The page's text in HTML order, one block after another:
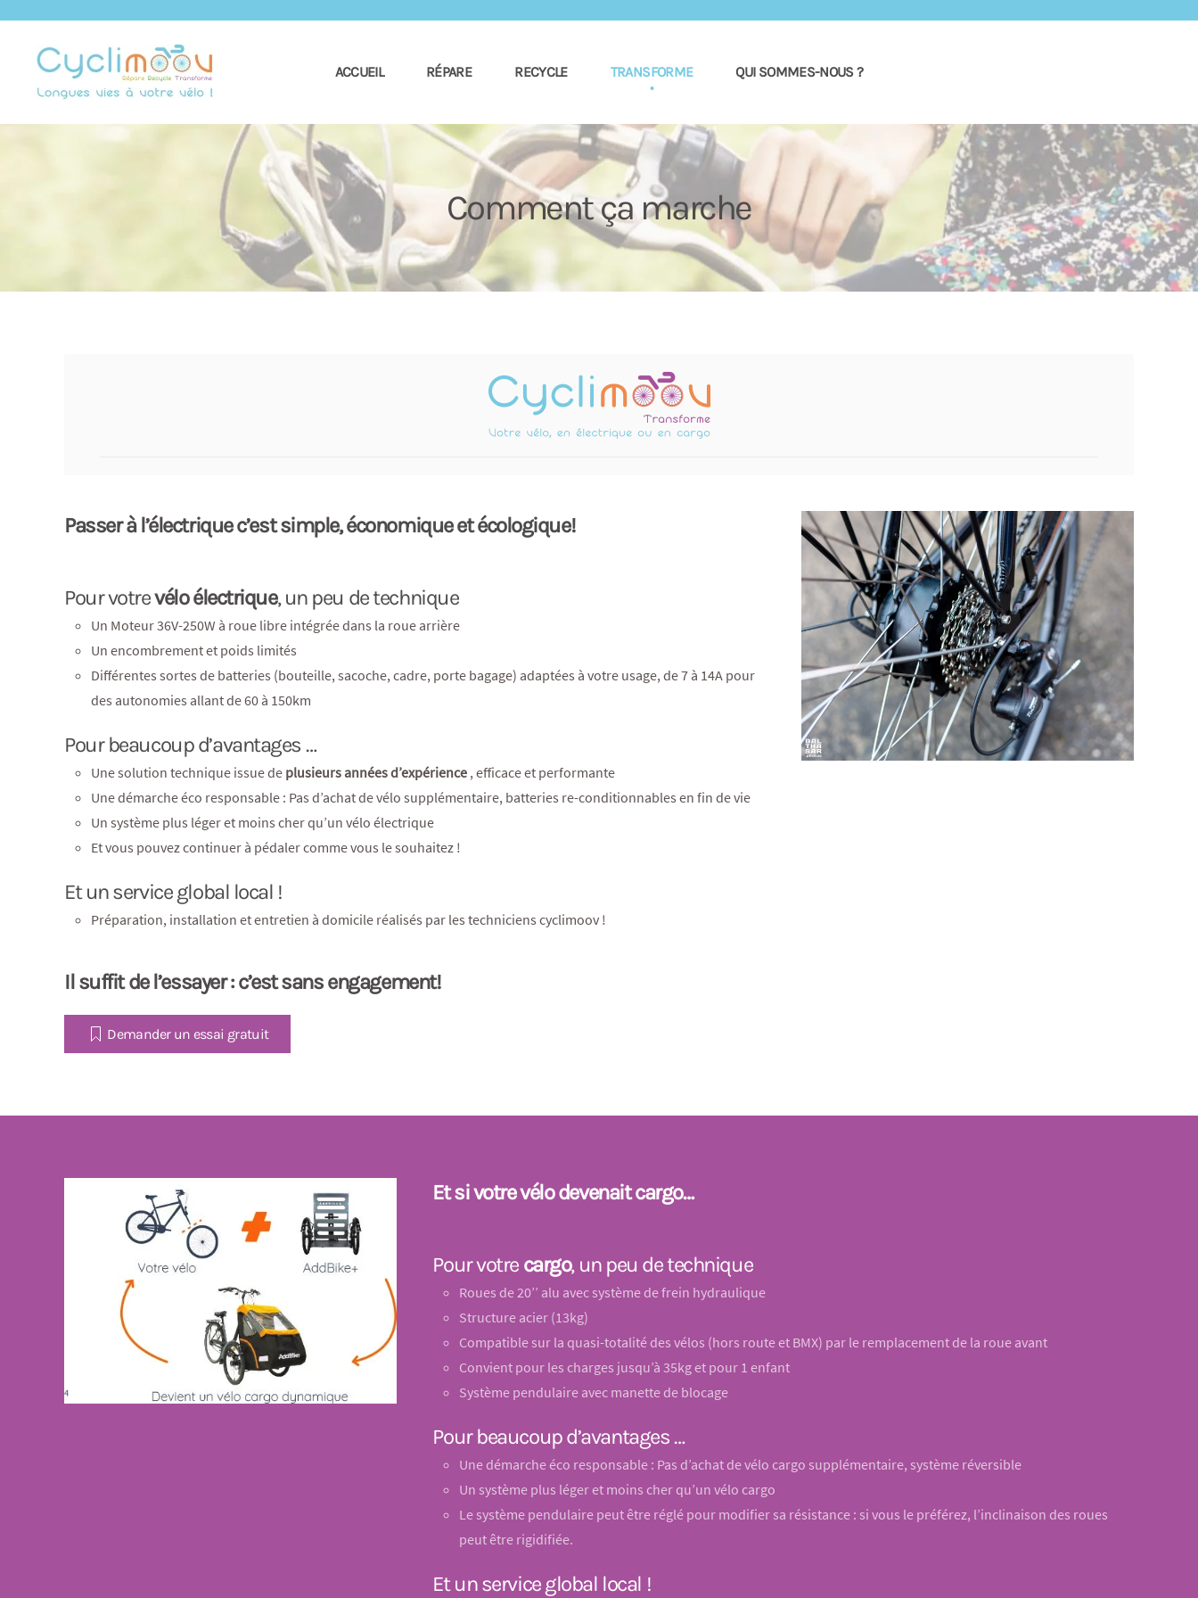
ACCUEIL RÉPARE RECYCLE TRANSFORME QUI SOMMES-NOUS ?
Comment ça marche
Passer à l’électrique c’est simple, économique et écologique!
Pour votrevélo électrique, un peu de technique
Un Moteur 36V-250W à roue libre intégrée dans la roue arrière
Un encombrement et poids limités
Différentes sortes de batteries (bouteille, sacoche, cadre, porte bagage) adaptées à votre usage, de 7 à 14A pour
des autonomies allant de 60 à 150km
Pour beaucoup d’avantages …
Une solution technique issue de plusieurs années d’expérience , efficace et performante
Une démarche éco responsable : Pas d’achat de vélo supplémentaire, batteries re-conditionnables en fin de vie
Un système plus léger et moins cher qu’un vélo électrique
Et vous pouvez continuer à pédaler comme vous le souhaitez !
Et un service global local !
Préparation, installation et entretien à domicile réalisés par les techniciens cyclimoov !
Il suffit de l’essayer : c’est sans engagement!
Demander un essai gratuit
Et si votre vélo devenait cargo…
Pour votre cargo, un peu de technique
Roues de 20’’ alu avec système de frein hydraulique
Structure acier (13kg)
Compatible sur la quasi-totalité des vélos (hors route et BMX) par le remplacement de la roue avant
Convient pour les charges jusqu’à 35kg et pour 1 enfant
Système pendulaire avec manette de blocage
Pour beaucoup d’avantages …
Une démarche éco responsable : Pas d’achat de vélo cargo supplémentaire, système réversible
Un système plus léger et moins cher qu’un vélo cargo
Le système pendulaire peut être réglé pour modifier sa résistance : si vous le préférez, l’inclinaison des roues
peut être rigidifiée.
Et un service global local !